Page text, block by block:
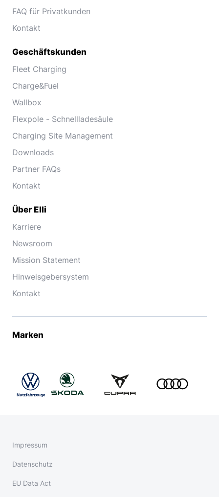
FAQ für Privatkunden
Kontakt
Geschäftskunden
Fleet Charging
Charge&Fuel
Wallbox
Flexpole - Schnellladesäule
Charging Site Management
Downloads
Partner FAQs
Kontakt
Über Elli
Karriere
Newsroom
Mission Statement
Hinweisgebersystem
Kontakt
Marken
Impressum
Datenschutz
EU Data Act